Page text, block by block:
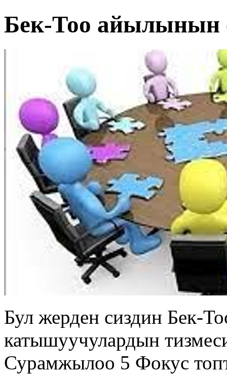
Бек-Тоо айылынын
Бул жерден сиздин Бек-
катышуучулардын
Сурамжылоо 5 Фокус